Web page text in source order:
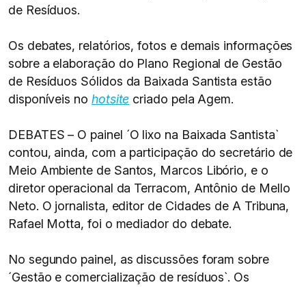
de Resíduos.
Os debates, relatórios, fotos e demais informações
sobre a elaboração do Plano Regional de Gestão
de Resíduos Sólidos da Baixada Santista estão
disponíveis no hotsite criado pela Agem.
DEBATES – O painel ´O lixo na Baixada Santista`
contou, ainda, com a participação do secretário de
Meio Ambiente de Santos, Marcos Libório, e o
diretor operacional da Terracom, Antônio de Mello
Neto. O jornalista, editor de Cidades de A Tribuna,
Rafael Motta, foi o mediador do debate.
No segundo painel, as discussões foram sobre
´Gestão e comercialização de resíduos`. Os